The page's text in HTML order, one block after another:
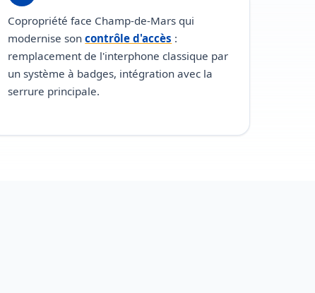
Copropriété face Champ-de-Mars qui
modernise soncontrôle d'accès :
remplacement de l'interphone classique par
un système à badges, intégration avec la
serrure principale.